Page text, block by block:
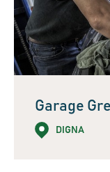
Garage
DIGNA